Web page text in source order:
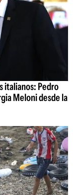
italianos: Pedro
Meloni desde la